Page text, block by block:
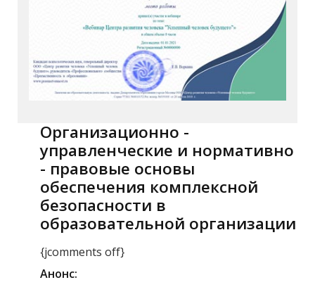
Организационно -
управленческие и нормативно
- правовые основы
обеспечения комплексной
безопасности в
образовательной организации
{jcomments off}
Анонс: